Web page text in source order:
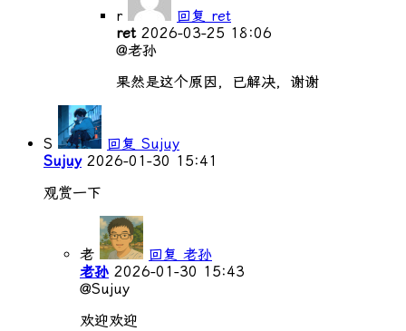
r
回复 ret
ret 2026-03-25 18:06
@老孙
果然是这个原因，已解决，谢谢
S
回复 Sujuy
Sujuy 2026-01-30 15:41
观赏一下
老
回复 老孙
老孙 2026-01-30 15:43
@Sujuy
欢迎欢迎